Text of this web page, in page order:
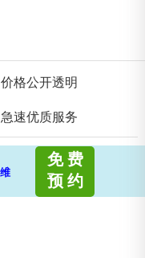
价格公开透明
急速优质服务
免 费
预 约